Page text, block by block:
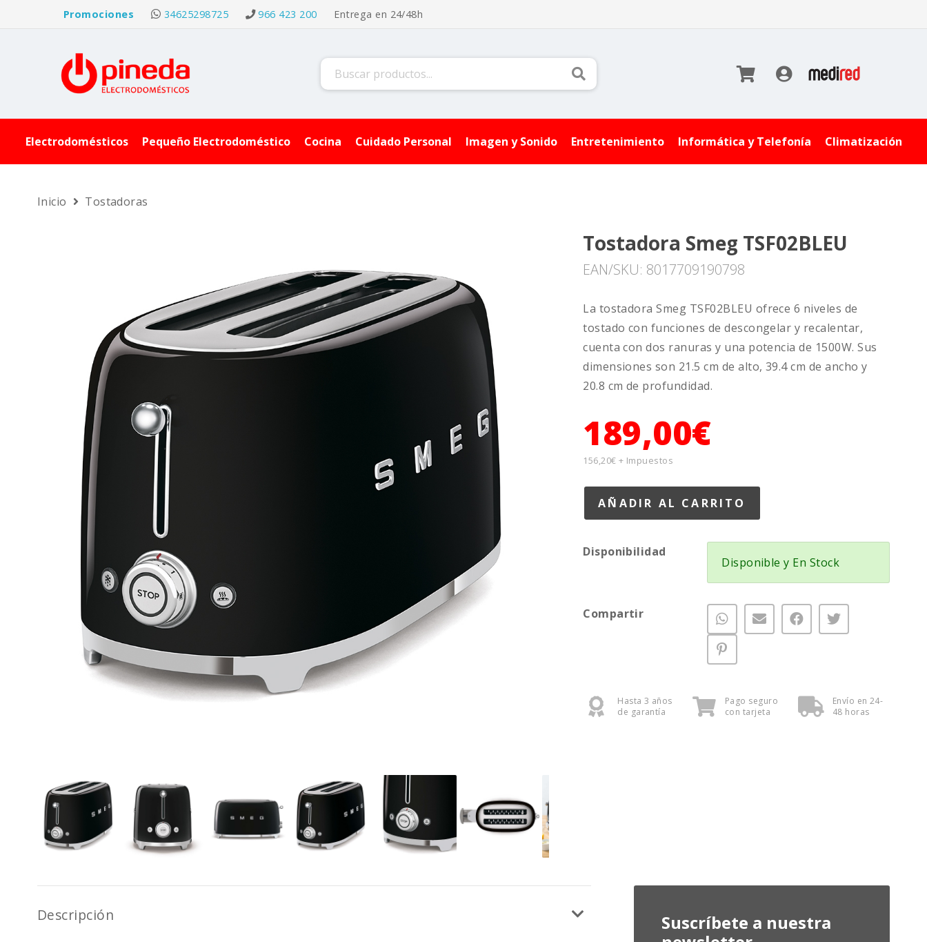
Promociones 34625298725 966 423 200 Entrega en 24/48h
Electrodomésticos Pequeño Electrodoméstico Cocina Cuidado Personal Imagen y Sonido Entretenimiento Informática y Telefonía Climatización
Inicio  Tostadoras
Tostadora Smeg TSF02BLEU
EAN/SKU: 8017709190798
La tostadora Smeg TSF02BLEU ofrece 6 niveles de
tostado con funciones de descongelar y recalentar,
cuenta con dos ranuras y una potencia de 1500W. Sus
dimensiones son 21.5 cm de alto, 39.4 cm de ancho y
20.8 cm de profundidad.
189,00€
156,20€ + Impuestos
Disponibilidad
Disponible y En Stock
Compartir
Hasta 3 años
de garantía
Pago seguro
con tarjeta
Envío en 24-
48 horas
Descripción
Suscríbete a nuestra